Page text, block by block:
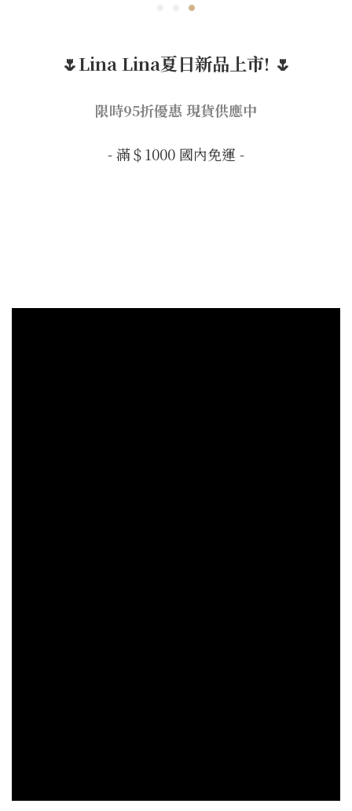
🌷Lina Lina夏日新品上市! 🌷
限時95折優惠 現貨供應中
- 滿＄1000 國內免運 -